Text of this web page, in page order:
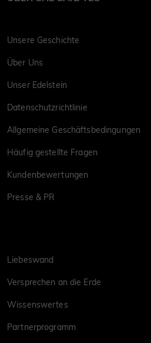
Unsere Geschichte
Über Uns
Unser Edelstein
Datenschutzrichtlinie
Allgemeine Geschäftsbedingungen
Häufig gestellte Fragen
Kundenbewertungen
Presse & PR
Liebeswand
Versprechen an die Erde
Wissenswertes
Partnerprogramm